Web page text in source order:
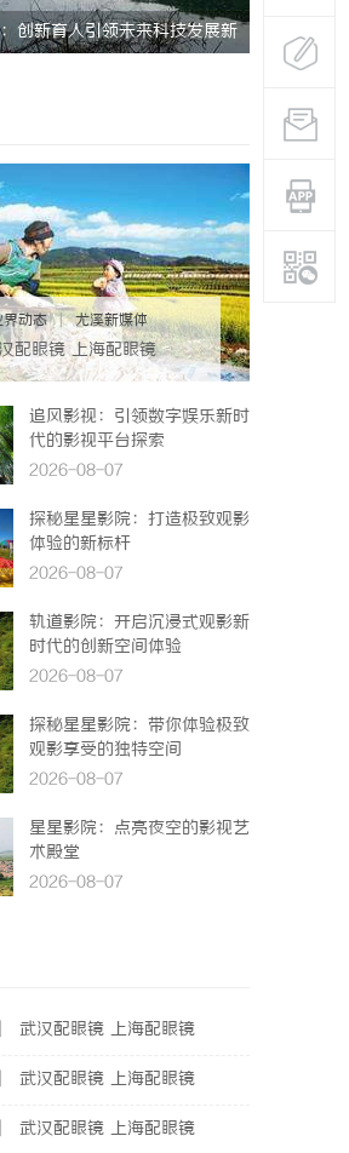
创新育人引领未来科技发展新 深度解析
业标杆平台
界动态 | 尤溪新媒体
配眼镜 上海配眼镜
追风影视：引领数字娱乐新时
代的影视平台探索
2026-08-07
探秘星星影院：打造极致观影
体验的新标杆
2026-08-07
轨道影院：开启沉浸式观影新
时代的创新空间体验
2026-08-07
探秘星星影院：带你体验极致
观影享受的独特空间
2026-08-07
星星影院：点亮夜空的影视艺
术殿堂
2026-08-07
武汉配眼镜 上海配眼镜
武汉配眼镜 上海配眼镜
武汉配眼镜 上海配眼镜